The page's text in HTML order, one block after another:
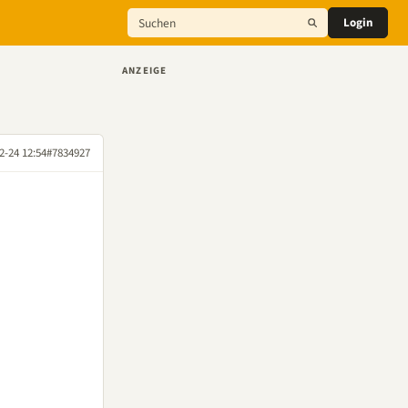
Login
24 12:54#7834927
ANZEIGE